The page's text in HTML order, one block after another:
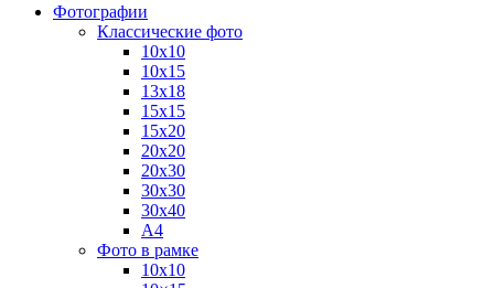
Фотографии
Классические фото
10х10
10х15
13х18
15х15
15х20
20х20
20х30
30х30
30х40
А4
Фото в рамке
10х10